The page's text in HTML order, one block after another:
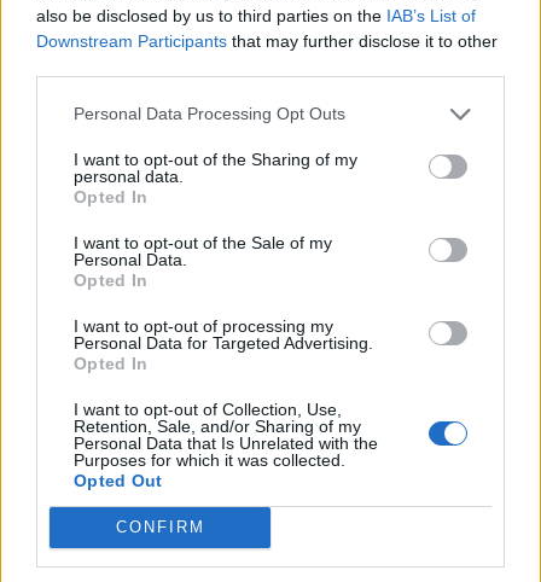
also be disclosed by us to third parties on the IAB’s List of
Downstream Participants that may further disclose it to other
Personal Data Processing Opt Outs
I want to opt-out of the Sharing of my
personal data.
Opted In
I want to opt-out of the Sale of my
Personal Data.
Opted In
I want to opt-out of processing my
Personal Data for Targeted Advertising.
Opted In
I want to opt-out of Collection, Use,
Retention, Sale, and/or Sharing of my
Personal Data that Is Unrelated with the
Purposes for which it was collected.
Opted Out
CONFIRM
__ Popular, grupo de pagode paulistano:
Á
Check-__, dar saída de um hotel (ing.)
Domínio para site de instituição pública:
O
Ar-condicionado:
Na canção, "O balão vai subindo vem caindo __"